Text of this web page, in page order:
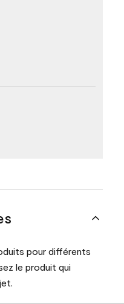
pour différents
le produit qui